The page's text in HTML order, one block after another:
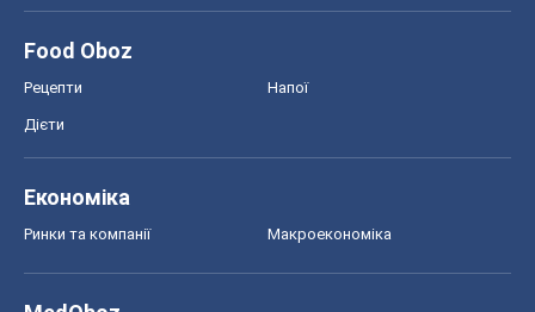
Food Oboz
Рецепти Напої
Дієти
Економіка
Ринки та компанії Макроекономіка